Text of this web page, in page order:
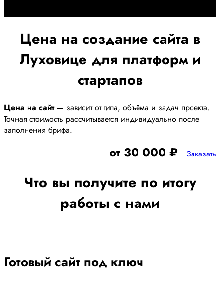
Цена на создание сайта в
Луховице для платформ и
стартапов
Цена на сайт — зависит от типа, объёма и задач проекта.
Точная стоимость рассчитывается индивидуально после
заполнения брифа.
от 30 000 ₽ Заказать
Что вы получите по итогу
работы с нами
Готовый сайт под ключ